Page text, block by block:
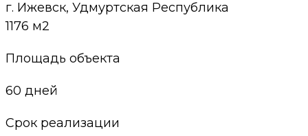
г. Ижевск, Удмуртская Республика
1176 м2
Площадь объекта
60 дней
Срок реализации